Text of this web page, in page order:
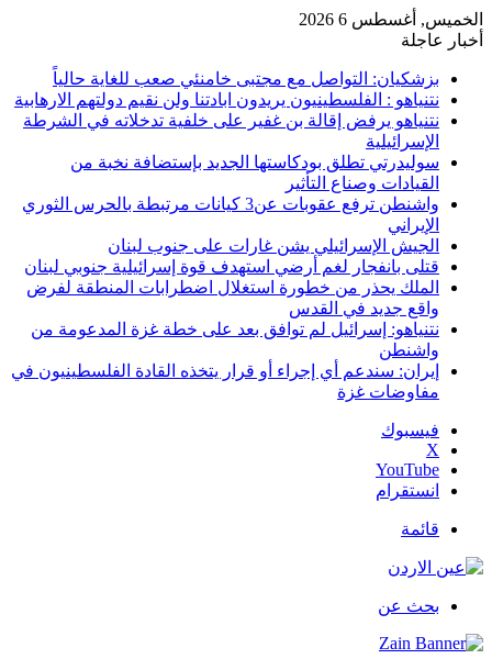
الخميس, أغسطس 6 2026
أخبار عاجلة
بزشكيان: التواصل مع مجتبى خامنئي صعب للغاية حالياً
نتنياهو : الفلسطينيون يريدون ابادتنا ولن نقيم دولتهم الارهابية
نتنياهو يرفض إقالة بن غفير على خلفية تدخلاته في الشرطة
الإسرائيلية
سوليدرتي تطلق بودكاستها الجديد بإستضافة نخبة من
القيادات وصناع التأثير
واشنطن ترفع عقوبات عن3 كيانات مرتبطة بالحرس الثوري
الإيراني
الجيش الإسرائيلي يشن غارات على جنوب لبنان
قتلى بانفجار لغم أرضي استهدف قوة إسرائيلية جنوبي لبنان
الملك يحذر من خطورة استغلال اضطرابات المنطقة لفرض
واقع جديد في القدس
نتنياهو: إسرائيل لم توافق بعد على خطة غزة المدعومة من
واشنطن
إيران: سندعم أي إجراء أو قرار يتخذه القادة الفلسطينيون في
مفاوضات غزة
فيسبوك
‫X
‫YouTube
انستقرام
قائمة
بحث عن